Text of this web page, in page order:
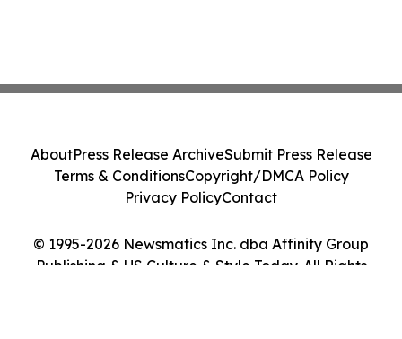
© 1995-2026 Newsmatics Inc. dba Affinity Group
Publishing & US Culture & Style Today. All Rights
AboutPress Release ArchiveSubmit Press Release
Terms & ConditionsCopyright/DMCA Policy
Privacy PolicyContact